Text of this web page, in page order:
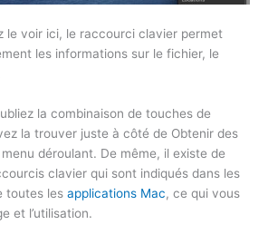
le voir ici, le raccourci clavier permet
les informations sur le fichier, le
la combinaison de touches de
la trouver juste à côté de Obtenir des
déroulant. De même, il existe de
clavier qui sont indiqués dans les
toutes les applications Mac, ce qui vous
et l’utilisation.